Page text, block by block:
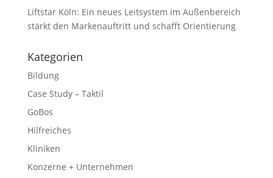
Liftstar Köln: Ein neues Leitsystem im Außenbereich
stärkt den Markenauftritt und schafft Orientierung
Kategorien
Bildung
Case Study – Taktil
GoBos
Hilfreiches
Kliniken
Konzerne + Unternehmen